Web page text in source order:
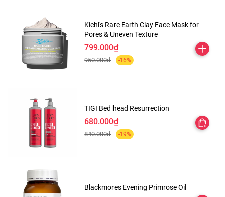
Skin1004 Madagascar Centella Cream
là kem dưỡng ẩm
với thành phần chính chiết xuất từ ra má có khả năng cải
thiện các vấn đề về mụn, chăm sóc và cải thiện các làn da
bị yếu, mỏng manh do những tác động từ môi trường bên
chịu thuộc thương hiệu
Kiehl's Rare Earth Clay Face Mask for
Pores & Uneven Texture
799.000₫
950.000₫ -16%
TIGI Bed head Resurrection
680.000₫
840.000₫ -19%
Blackmores Evening Primrose Oil